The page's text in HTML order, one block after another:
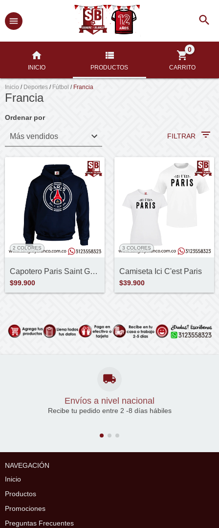
INICIO PRODUCTOS CARRITO
0
Inicio / Deportes / Fútbol / Francia
Francia
Ordenar por
FILTRAR
2 COLORES
Capotero Paris Saint German
$99.900
3 COLORES
Camiseta Ici C'est Paris
$39.900
Envíos a nivel nacional
Recibe tu pedido entre 2 -8 días hábiles
NAVEGACIÓN
Inicio
Productos
Promociones
Preguntas Frecuentes